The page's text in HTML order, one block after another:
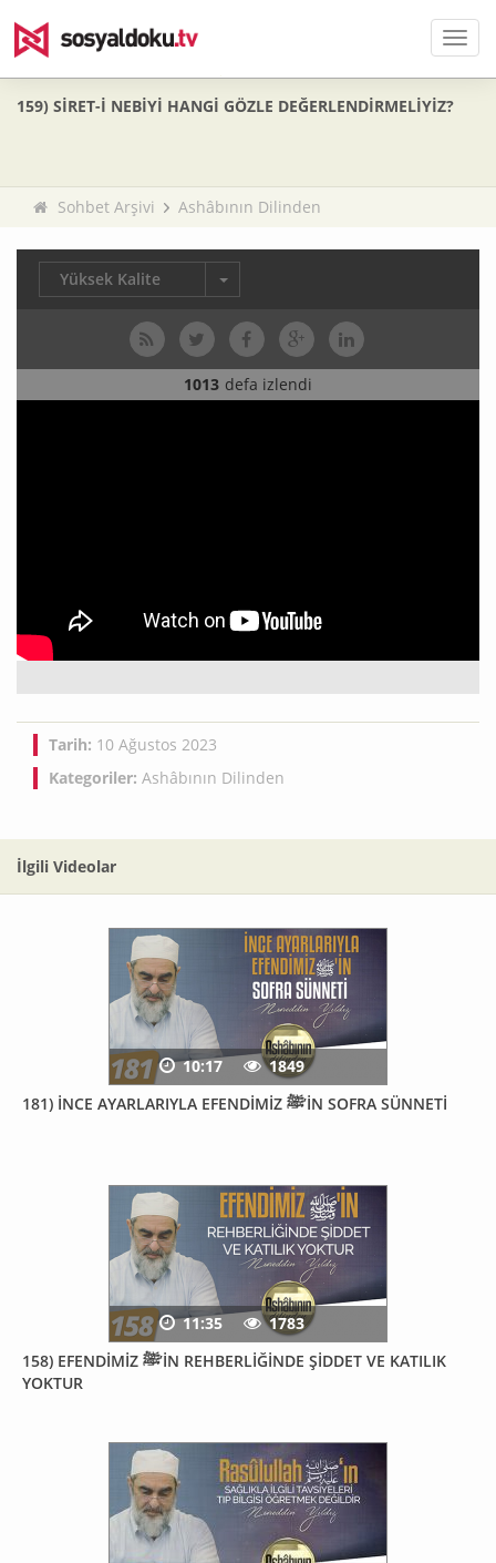
Menü
159) SİRET-İ NEBİYİ HANGİ GÖZLE DEĞERLENDİRMELİYİZ?
Sohbet Arşivi Ashâbının Dilinden
Yüksek Kalite
1013 defa izlendi
Tarih: 10 Ağustos 2023
Kategoriler: Ashâbının Dilinden
İlgili Videolar
181) İNCE AYARLARIYLA EFENDİMİZ ﷺ’İN SOFRA SÜNNETİ
10:17 1849
158) EFENDİMİZ ﷺ’İN REHBERLİĞİNDE ŞİDDET VE KATILIK
YOKTUR
11:35 1783